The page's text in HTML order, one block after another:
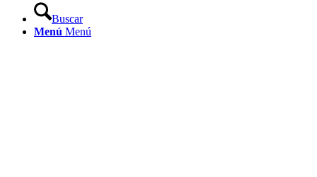
Buscar
Menú Menú